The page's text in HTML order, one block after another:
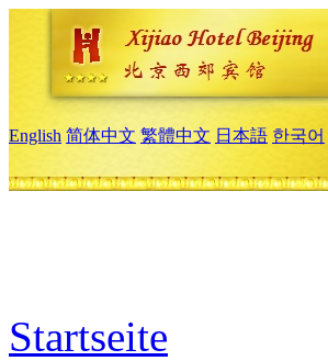
English 简体中文 繁體中文 日本語 한국어
Startseite